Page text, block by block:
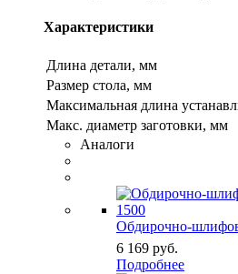
Характеристики
Длина детали, мм
Размер стола, мм
Максимальная длина
Макс. диаметр заготовки, мм
Аналоги
Обдирочно-
6 169 руб.
Подробнее